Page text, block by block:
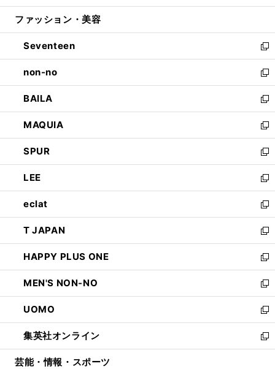
開
ウ
開
く
ン
ウ
で
開
く
ウ
ン
ド
ウ
で
開
く
ファッション・美容
Seventeen
新
し
い
ウ
ィ
ン
ド
ウ
で
開
く
non-no
新
し
い
ウ
ィ
ン
ド
ウ
で
開
く
BAILA
新
し
い
ウ
ィ
ン
ド
ウ
で
開
く
MAQUIA
新
し
い
ウ
ィ
ン
ド
ウ
で
開
く
SPUR
新
し
い
ウ
ィ
ン
ド
ウ
で
開
く
LEE
新
し
い
ウ
ィ
ン
ド
ウ
で
開
く
eclat
新
し
い
ウ
ィ
ン
ド
ウ
で
開
く
T JAPAN
新
し
い
ウ
ィ
ン
ド
ウ
で
開
HAPPY PLUS ONE
新
し
い
ウ
ィ
ン
ド
ウ
MEN'S NON-NO
新
し
い
ウ
ィ
ン
UOMO
新
し
い
ウ
集英社オンライン
新
し
芸能・情報・スポーツ